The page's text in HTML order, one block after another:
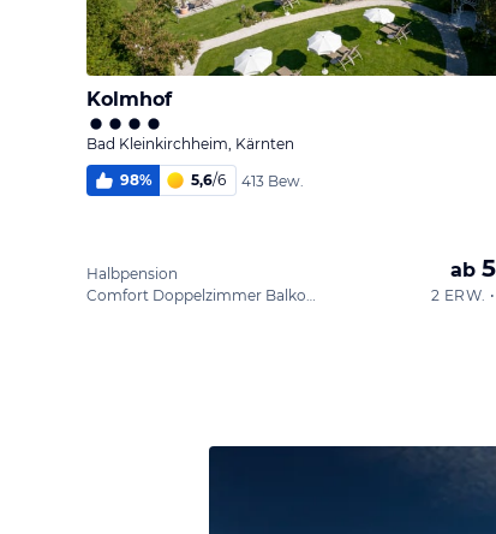
Kolmhof
Bad Kleinkirchheim, Kärnten
98% 5,6/6 413 Bew.
Halbpension
Comfort Doppelzimmer Balkon 'Kärnten'
ab
2 ERW.